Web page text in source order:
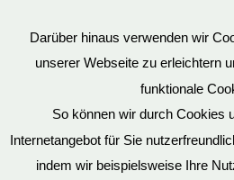
Datenschutz
Darüber hinaus verwenden wir
unserer Webseite zu erleichtern
funktionale
So können wir durch Cookies
Internetangebot für Sie
indem wir beispielsweise Ihre